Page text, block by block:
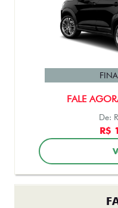
FALE
De:
R$